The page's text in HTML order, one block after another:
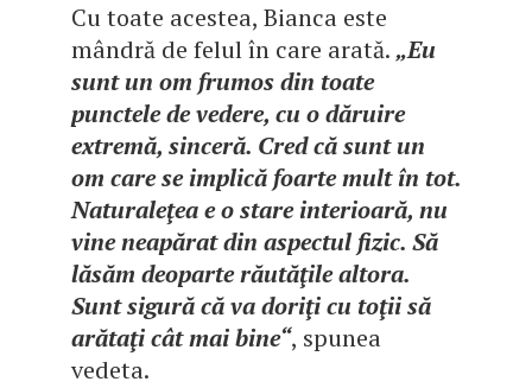
Cu toate acestea, Bianca este
mândră de felul în care arată.„Eu
sunt un om frumos din toate
punctele de vedere, cu o dăruire
extremă, sinceră. Cred că sunt un
om care se implică foarte mult în tot.
Naturaleţea e o stare interioară, nu
vine neapărat din aspectul fizic. Să
lăsăm deoparte răutăţile altora.
Sunt sigură că va doriţi cu toţii să
arătaţi cât mai bine“, spunea
vedeta.